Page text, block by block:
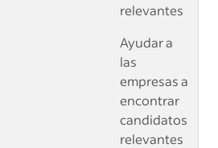
relevantes
Ayudar a
las
empresas a
encontrar
candidatos
relevantes